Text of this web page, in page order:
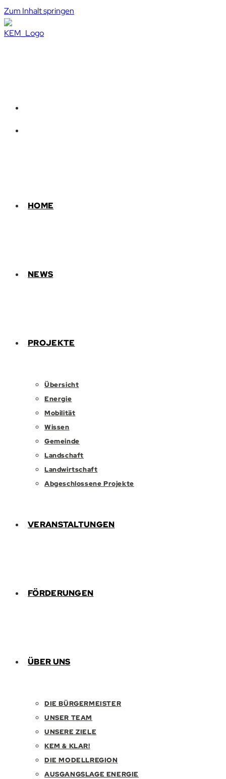
Zum Inhalt springen
HOME
NEWS
PROJEKTE
Übersicht
Energie
Mobilität
Wissen
Gemeinde
Landschaft
Landwirtschaft
Abgeschlossene Projekte
VERANSTALTUNGEN
FÖRDERUNGEN
ÜBER UNS
DIE BÜRGERMEISTER
UNSER TEAM
UNSERE ZIELE
KEM & KLAR!
DIE MODELLREGION
AUSGANGSLAGE ENERGIE